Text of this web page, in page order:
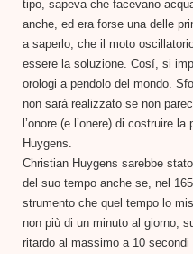
tipo, sapeva che facevano
anche, ed era forse una delle
a saperlo, che il moto
essere la soluzione. Cosí, si
orologi a pendolo del mondo.
non sarà realizzato se non
l’onore (e l’onere) di costruire
Huygens.
Christian Huygens sarebbe
del suo tempo anche se, nel
strumento che quel tempo lo
non più di un minuto al giorno;
ritardo al massimo a 10